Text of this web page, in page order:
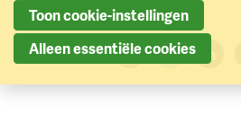
Deel dit artikel:
Facebook
Twitter
Toon cookie-instellingen
Alleen essentiële cookies